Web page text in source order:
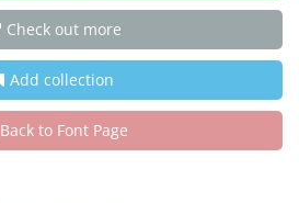
Check out more
Add collection
Back to Font Page